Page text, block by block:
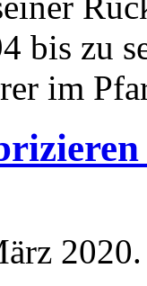
bis zu
im
2020.